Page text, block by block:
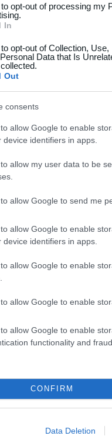
to your visit or
deny consent to
for below
section.
opt-out of processing my
In
opt-out of Collection,
Data that Is
Out
consents
allow Google to enable
device identifiers in apps.
allow my user data to be
allow Google to send me
allow Google to enable
device identifiers in apps.
allow Google to enable
allow Google to enable
allow Google to enable
functionality and
CONFIRM
Data Deletion